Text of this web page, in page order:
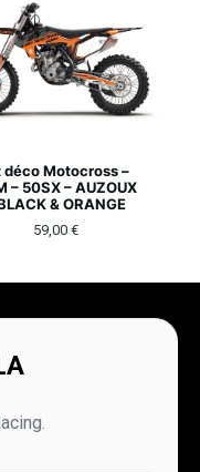
déco Motocross –
– 50SX – AUZOUX
& ORANGE
59,00 €